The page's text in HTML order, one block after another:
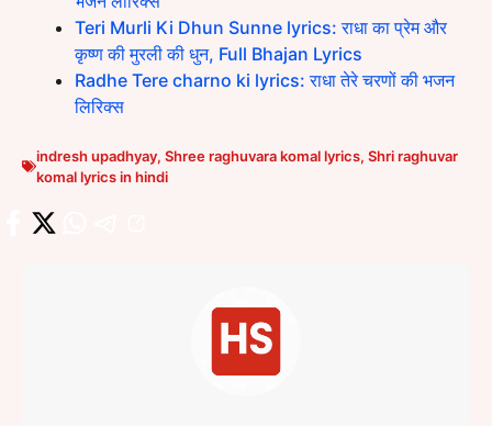
Teri Murli Ki Dhun Sunne lyrics: राधा का प्रेम और
कृष्ण की मुरली की धुन, Full Bhajan Lyrics
Radhe Tere charno ki lyrics: राधा तेरे चरणों की भजन
लिरिक्स
indresh upadhyay, Shree raghuvara komal lyrics, Shri raghuvar
komal lyrics in hindi